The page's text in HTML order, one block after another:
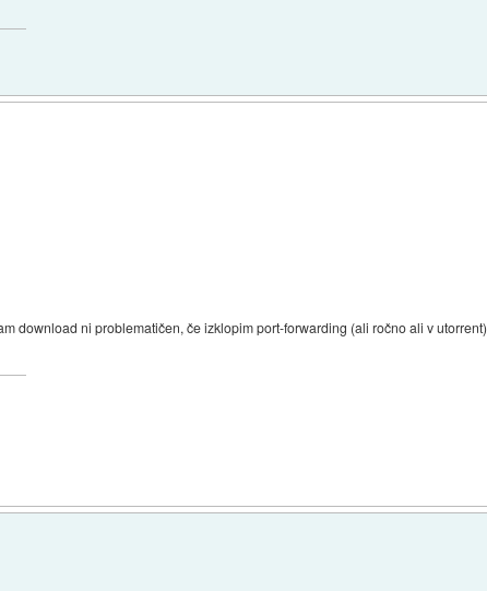
download ni problematičen, če izklopim port-forwarding (ali ročno ali v utorrent)